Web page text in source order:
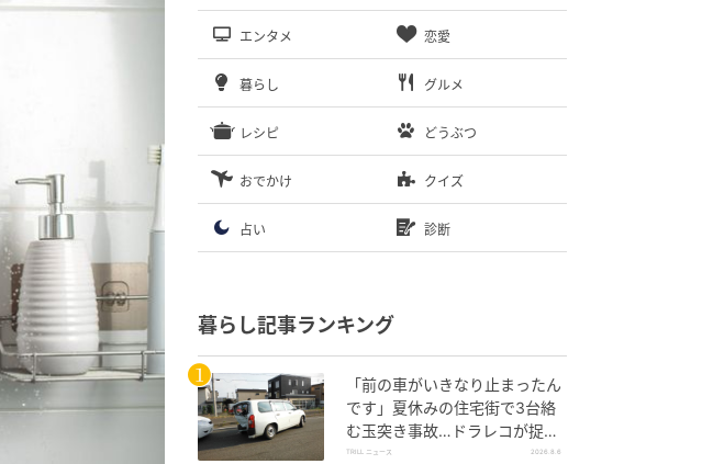
エンタメ 恋愛
暮らし グルメ
レシピ どうぶつ
おでかけ クイズ
占い 診断
暮らし記事ランキング
「前の車がいきなり止まったん
です」夏休みの住宅街で3台絡
む玉突き事故…ドラレコが捉え
ていた“急ブレーキの理由”
TRILL ニュース 2026.8.6